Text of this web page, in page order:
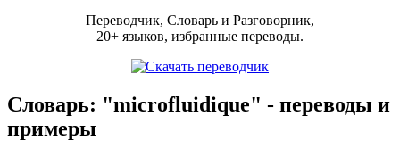
Переводчик, Словарь и Разговорник,
20+ языков, избранные переводы.
Словарь: "microfluidique" - переводы и
примеры